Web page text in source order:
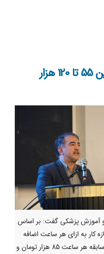
حق اضافه کاری پرستاران بین 55 تا 120 هزار
و آموزش پزشکی گفت: بر اساس
کار به ازای هر ساعت اضافه
کاری 55 هزار تومان، پرستار با 15 سال سابقه هر ساعت 85 هزار تومان و